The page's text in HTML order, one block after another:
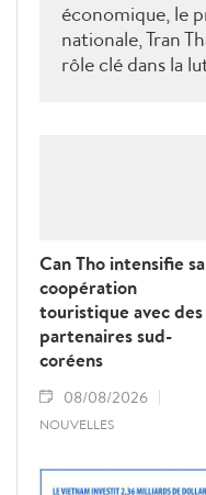
économique, le
nationale, Tran
rôle clé dans la
Can Tho intensifie sa
coopération
touristique avec des
partenaires sud-
coréens
08/08/2026
NOUVELLES